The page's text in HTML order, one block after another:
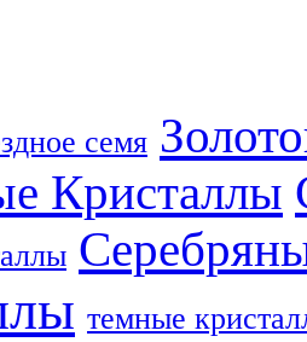
семя
Кристаллы
темные